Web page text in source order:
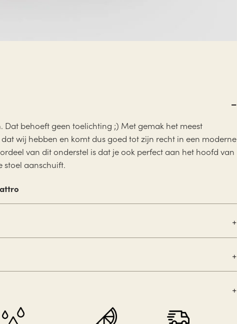
behoeft geen toelichting ;) Met gemak het meest
wij hebben en komt dus goed tot zijn recht in een moderne
van dit onderstel is dat je ook perfect aan het hoofd van
stoel aanschuift.